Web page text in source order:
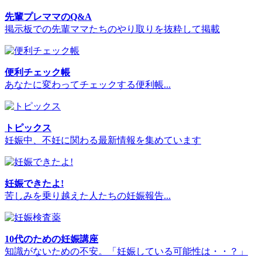
先輩プレママのQ&A
掲示板での先輩ママたちのやり取りを抜粋して掲載
便利チェック帳
あなたに変わってチェックする便利帳...
トピックス
妊娠中、不妊に関わる最新情報を集めています
妊娠できたよ!
苦しみを乗り越えた人たちの妊娠報告...
10代のための妊娠講座
知識がないための不安。「妊娠している可能性は・・？」